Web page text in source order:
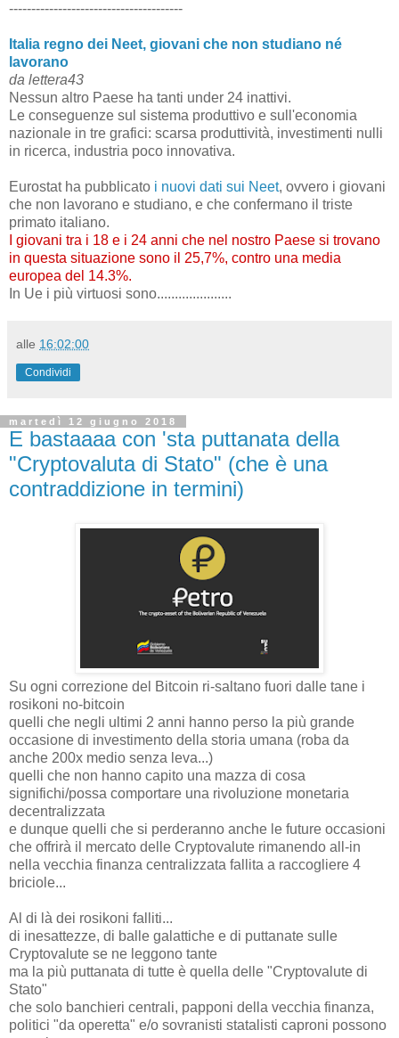
---------------------------------------
Italia regno dei Neet, giovani che non studiano né
lavorano
da lettera43
Nessun altro Paese ha tanti under 24 inattivi.
Le conseguenze sul sistema produttivo e sull'economia
nazionale in tre grafici: scarsa produttività, investimenti nulli
in ricerca, industria poco innovativa.
Eurostat ha pubblicato i nuovi dati sui Neet, ovvero i giovani
che non lavorano e studiano, e che confermano il triste
primato italiano.
I giovani tra i 18 e i 24 anni che nel nostro Paese si trovano
in questa situazione sono il 25,7%, contro una media
europea del 14.3%.
In Ue i più virtuosi sono.....................
alle 16:02:00
Condividi
martedì 12 giugno 2018
E bastaaaa con 'sta puttanata della
"Cryptovaluta di Stato" (che è una
contraddizione in termini)
Su ogni correzione del Bitcoin ri-saltano fuori dalle tane i
rosikoni no-bitcoin
quelli che negli ultimi 2 anni hanno perso la più grande
occasione di investimento della storia umana (roba da
anche 200x medio senza leva...)
quelli che non hanno capito una mazza di cosa
significhi/possa comportare una rivoluzione monetaria
decentralizzata
e dunque quelli che si perderanno anche le future occasioni
che offrirà il mercato delle Cryptovalute rimanendo all-in
nella vecchia finanza centralizzata fallita a raccogliere 4
briciole...
Al di là dei rosikoni falliti...
di inesattezze, di balle galattiche e di puttanate sulle
Cryptovalute se ne leggono tante
ma la più puttanata di tutte è quella delle "Cryptovalute di
Stato"
che solo banchieri centrali, papponi della vecchia finanza,
politici "da operetta" e/o sovranisti statalisti caproni possono